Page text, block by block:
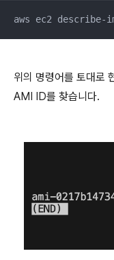
aws ec2 describe-
위의 명령어를 토대로
AMI ID를 찾습니다.